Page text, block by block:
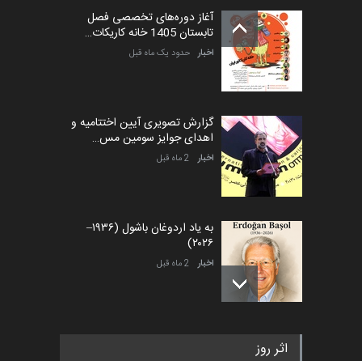
آغاز دوره‌های تخصصی فصل
تابستان 1405 خانه کاریکات…
اخبار حدود یک ماه قبل
گزارش تصویری آیین اختتامیه و
اهدای جوایز سومین مس…
اخبار 2 ماه قبل
به یاد اردوغان باشول (۱۹۳۶–
۲۰۲۶)
اخبار 2 ماه قبل
رویداد کارگاهی کارتون و پوستر
اثر روز